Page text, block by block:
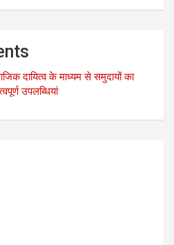
दायित्व के माध्यम से समुदायों का
उपलब्धियां